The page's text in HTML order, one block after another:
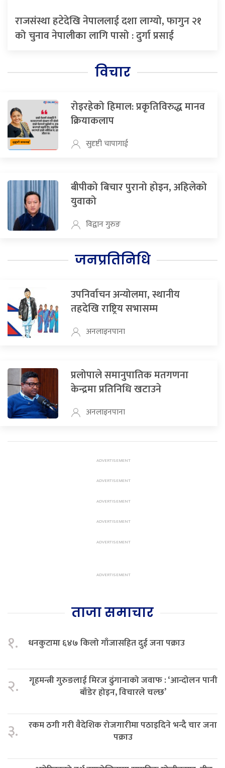
राजसंस्था हटेदेखि नेपाललाई दशा लाग्यो, फागुन २१
को चुनाव नेपालीका लागि पासो : दुर्गा प्रसाई
विचार
रोइरहेको हिमाल: प्रकृतिविरुद्ध मानव
क्रियाकलाप
सुदृष्टी चापागाई
बीपीको बिचार पुरानो होइन, अहिलेको
युवाको
विद्वान गुरुङ
जनप्रतिनिधि
उपनिर्वाचन अन्योलमा, स्थानीय
तहदेखि राष्ट्रिय सभासम्म
अनलाइनपाना
प्रलोपाले समानुपातिक मतगणना
केन्द्रमा प्रतिनिधि खटाउने
अनलाइनपाना
ताजा समाचार
१. धनकुटामा ६४७ किलो गाँजासहित दुई जना पक्राउ
२.
गृहमन्त्री गुरुङलाई मिरज ढुंगानाको जवाफ : ‘आन्दोलन पानी
बाँडेर होइन, विचारले चल्छ’
३.
रकम ठगी गरी वैदेशिक रोजगारीमा पठाइदिने भन्दै चार जना
पक्राउ